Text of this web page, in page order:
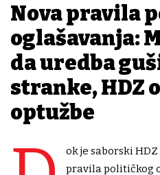
Nova pravila
oglašavanja:
da uredba
stranke, HDZ
optužbe
ok je saborski
pravila političkog